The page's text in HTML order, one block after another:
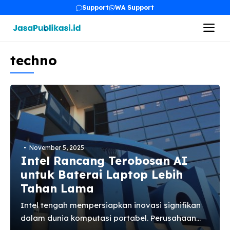
content
Support WA Support
techno
November 5, 2025
Intel Rancang Terobosan AI
untuk Baterai Laptop Lebih
Tahan Lama
Intel tengah mempersiapkan inovasi signifikan
dalam dunia komputasi portabel. Perusahaan